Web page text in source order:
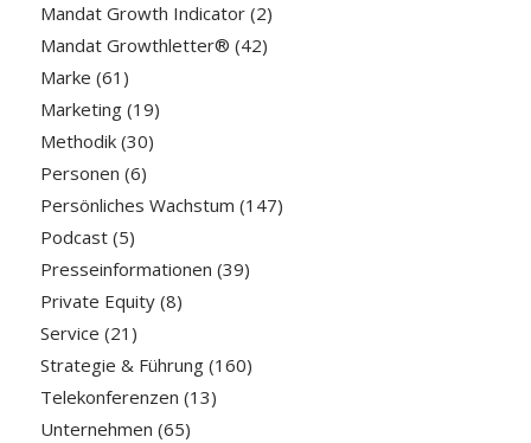
Mandat Growth Indicator(2)
Mandat Growthletter® (42)
Marke (61)
Marketing(19)
Methodik(30)
Personen (6)
Persönliches Wachstum (147)
Podcast(5)
Presseinformationen (39)
Private Equity(8)
Service (21)
Strategie & Führung(160)
Telekonferenzen (13)
Unternehmen (65)